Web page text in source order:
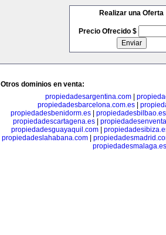
Realizar una Oferta
Precio Ofrecido $
Otros dominios en venta:
propiedadesargentina.com|
propiedadesbarcelona.com.es|
propiedadesbenidorm.es
propiedadesbilbao.es
propiedadescartagena.es|
propiedadesguayaquil.com
propiedadeslahabana.com|
propiedadesmalaga.es